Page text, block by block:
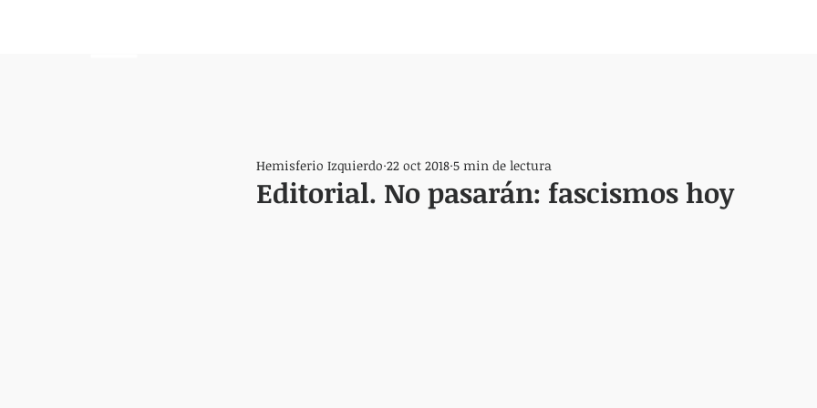
Editorial. No pasarán: fascismos hoy
Hemisferio Izquierdo 22 oct 2018 5 min de lectura